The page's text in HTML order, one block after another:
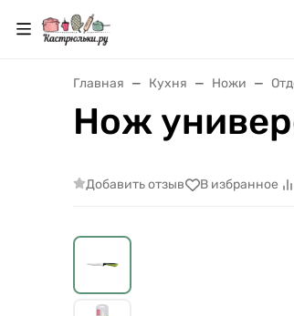
Главная Кухня Ножи
Нож
Добавить отзыв В избранное